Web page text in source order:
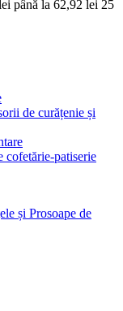
până la 62,92 lei 25
de curățenie și
cofetărie-patiserie
și Prosoape de